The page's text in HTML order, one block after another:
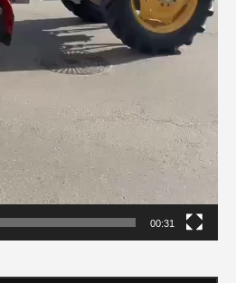
00:31